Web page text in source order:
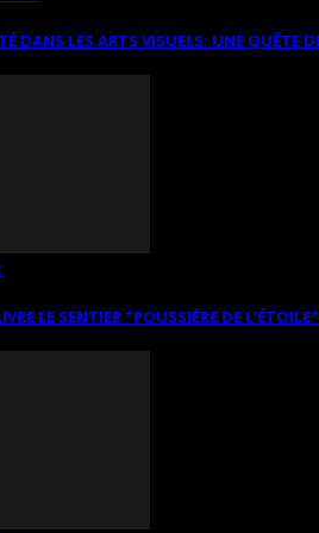
DANS LES ARTS VISUELS: UNE QUÊTE
LE SENTIER *POUSSIÈRE DE L’ÉTOILE*